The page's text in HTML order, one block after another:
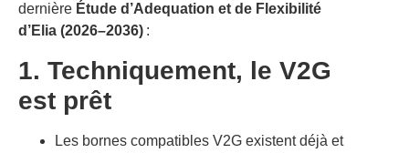
dernière Étude d’Adequation et de Flexibilité
d’Elia (2026–2036) :
1. Techniquement, le V2G
est prêt
Les bornes compatibles V2G existent déjà et